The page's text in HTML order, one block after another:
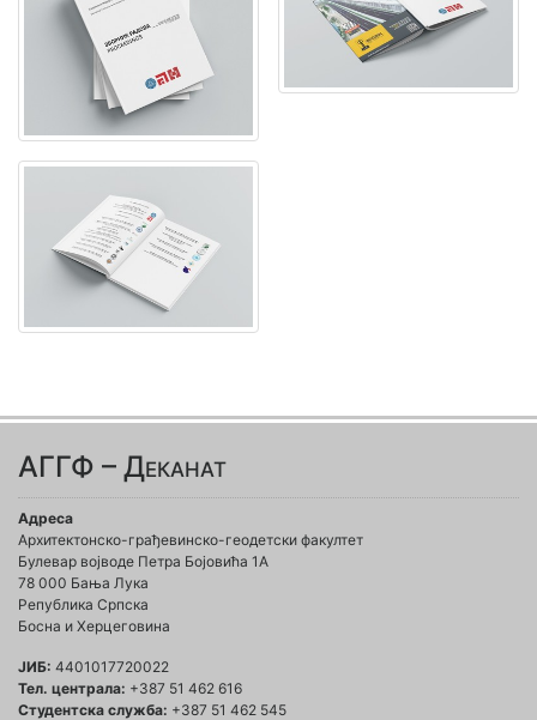
АГГФ – Деканат
Адреса
Архитектонско-грађевинско-геодетски факултет
Булевар војводе Петра Бојовића 1A
78 000 Бања Лука
Република Српска
Босна и Херцеговина
ЈИБ: 4401017720022
Тел. централа: +387 51 462 616
Студентска служба: +387 51 462 545